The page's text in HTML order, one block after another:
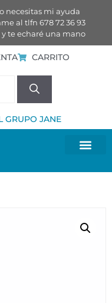
necesitas mi ayuda
al tlfn 678 72 36 93
y te echaré una mano
CARRITO
GRUPO JANE